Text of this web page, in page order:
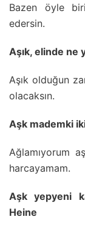
Bazen öyle
edersin.
Aşık, elinde ne
Aşık olduğun
olacaksın.
Aşk mademki
Ağlamıyorum
harcayamam.
Aşk yepyeni
Heine